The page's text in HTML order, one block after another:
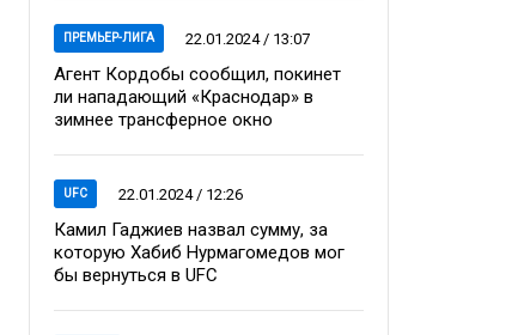
ПРЕМЬЕР-ЛИГА 22.01.2024 / 13:07
Агент Кордобы сообщил, покинет
ли нападающий «Краснодар» в
зимнее трансферное окно
UFC 22.01.2024 / 12:26
Камил Гаджиев назвал сумму, за
которую Хабиб Нурмагомедов мог
бы вернуться в UFC